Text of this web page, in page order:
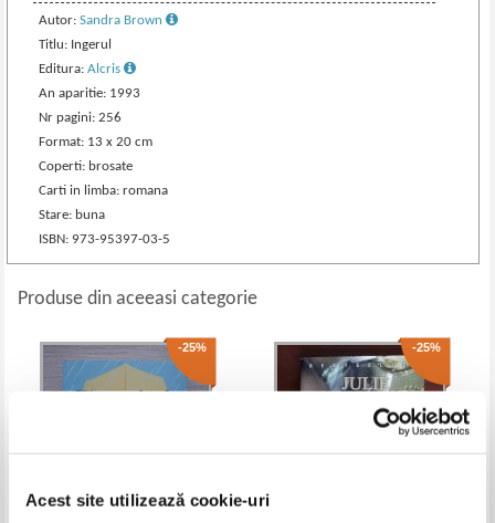
Acest site utilizează cookie-uri
Autor:Sandra Brown
Titlu: Ingerul
Editura:Alcris
An aparitie: 1993
Nr pagini: 256
Format: 13 x 20 cm
Coperti: brosate
Carti in limba: romana
Stare: buna
ISBN: 973-95397-03-5
Produse din aceeasi categorie
-25% -25%